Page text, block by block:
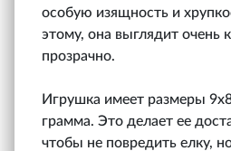
особую изящность и
этому, она выглядит очень
прозрачно.
Игрушка имеет размеры
грамма. Это делает ее
чтобы не повредить елку,